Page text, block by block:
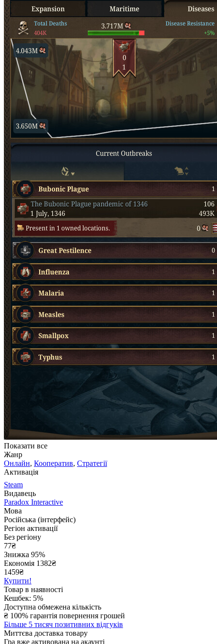
Показати все
Жанр
Онлайн, Кооператив, Стратегії
Активація
Steam
Видавець
Paradox Interactive
Мова
Російська (інтерфейс)
Регіон активації
Без регіону
77₴
Знижка 95%
Економія 1382₴
1459₴
Купити!
Товар в наявності
Кешбек: 5%
Доступна обмежена кількість
₴ 100% гарантія повернення грошей
Більше 5 тисяч позитивних відгуків
Миттєва доставка товару
Гра вже активована на акаунті